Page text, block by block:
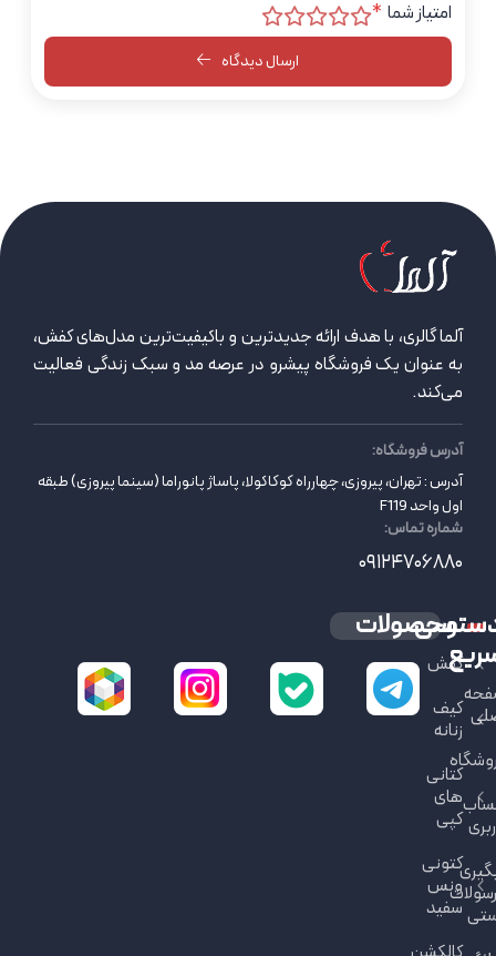
امتیاز شما *
ارسال دیدگاه
آلما گالری، با هدف ارائه جدیدترین و باکیفیت‌ترین مدل‌های کفش،
به عنوان یک فروشگاه پیشرو در عرصه مد و سبک زندگی فعالیت
می‌کند.
آدرس فروشگاه:
آدرس : تهران، پیروزی، چهارراه کوکاکولا، پاساژ پانوراما (سینما پیروزی) طبقه
اول واحد F119
شماره تماس:
09124706880
محصولات
کفش
کیف
زنانه
کتانی
های
کپی
کتونی
ونس
سفید